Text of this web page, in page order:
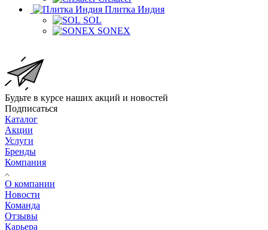
Плитка Индия
SOL
SONEX
Будьте в курсе наших акций и новостей
Подписаться
Каталог
Акции
Услуги
Бренды
Компания
О компании
Новости
Команда
Отзывы
Карьера